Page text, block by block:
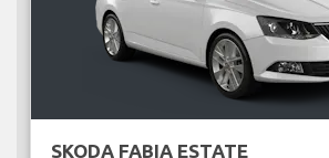
SKODA FABIA ESTATE